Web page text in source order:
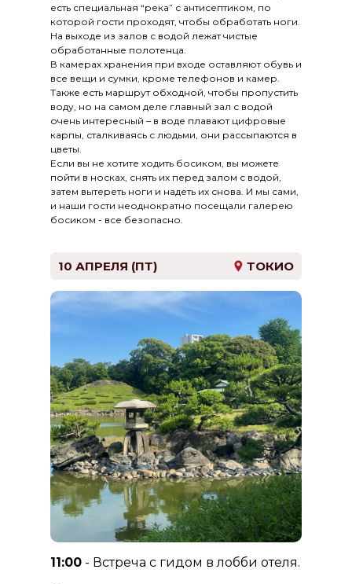
есть специальная “река” с антисептиком, по
которой гости проходят, чтобы обработать ноги.
На выходе из залов с водой лежат чистые
обработанные полотенца.
В камерах хранения при входе оставляют обувь и
все вещи и сумки, кроме телефонов и камер.
Также есть маршрут обходной, чтобы пропустить
воду, но на самом деле главный зал с водой
очень интересный – в воде плавают цифровые
карпы, сталкиваясь с людьми, они рассыпаются в
цветы.
Если вы не хотите ходить босиком, вы можете
пойти в носках, снять их перед залом с водой,
затем вытереть ноги и надеть их снова. И мы сами,
и наши гости неоднократно посещали галерею
босиком - все безопасно.
11:00 - Встреча с гидом в лобби отеля.
10 АПРЕЛЯ (ПТ) ТОКИО